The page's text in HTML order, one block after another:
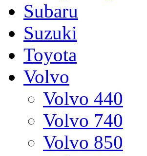
Subaru
Suzuki
Toyota
Volvo
Volvo 440
Volvo 740
Volvo 850